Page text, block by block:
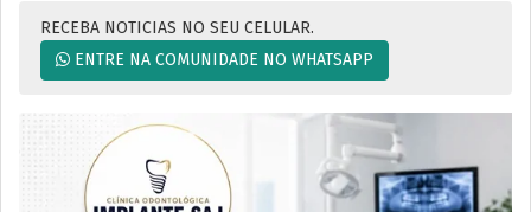
RECEBA NOTICIAS NO SEU CELULAR.
ENTRE NA COMUNIDADE NO WHATSAPP